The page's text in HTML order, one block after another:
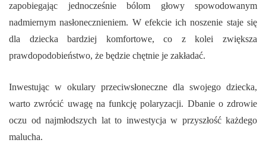
zapobiegając jednocześnie bólom głowy spowodowanym
nadmiernym nasłonecznieniem. W efekcie ich noszenie staje się
dla dziecka bardziej komfortowe, co z kolei zwiększa
prawdopodobieństwo, że będzie chętnie je zakładać.
Inwestując w okulary przeciwsłoneczne dla swojego dziecka,
warto zwrócić uwagę na funkcję polaryzacji. Dbanie o zdrowie
oczu od najmłodszych lat to inwestycja w przyszłość każdego
malucha.